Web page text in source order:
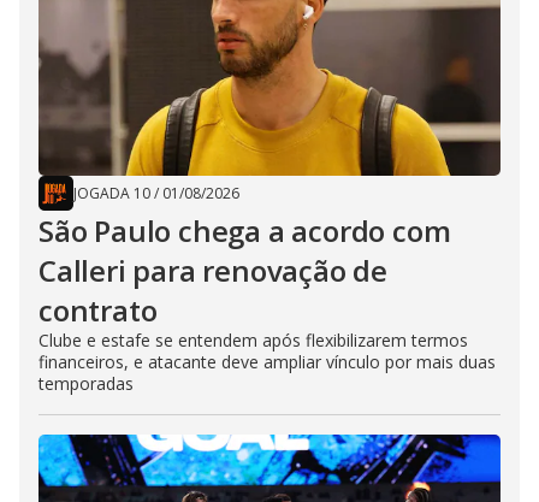
JOGADA 10/ 01/08/2026
São Paulo chega a acordo com
Calleri para renovação de
contrato
Clube e estafe se entendem após flexibilizarem termos
financeiros, e atacante deve ampliar vínculo por mais duas
temporadas